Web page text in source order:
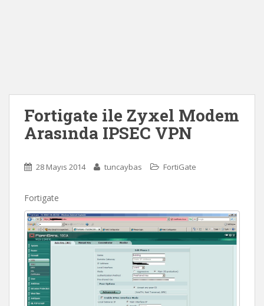
Fortigate ile Zyxel Modem
Arasında IPSEC VPN
28 Mayıs 2014 tuncaybas FortiGate
Fortigate